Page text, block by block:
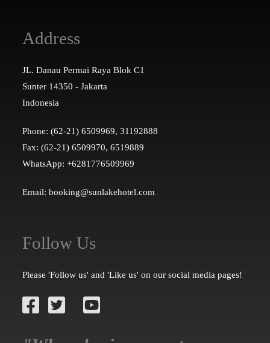
Address
JL. Danau Permai Raya Blok C1
Sunter 14350 - Jakarta
Indonesia
Phone: (62-21) 6509969, 31192888
Fax: (62-21) 6509970, 6519889
WhatsApp: +6281776509969
Email: booking@sunlakehotel.com
Follow Us
Please 'Follow us' and 'Like us' on our social media pages!